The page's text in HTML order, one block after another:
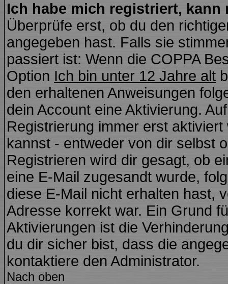
Ich habe mich registriert,
Überprüfe erst, ob du den
angegeben hast. Falls sie
passiert ist: Wenn die COPPA
Option Ich bin unter 12 Jahre alt
den erhaltenen Anweisungen
dein Account eine Aktivierung.
Registrierung immer erst
kannst - entweder von dir selbst
Registrieren wird dir gesagt, ob
eine E-Mail zugesandt wurde,
diese E-Mail nicht erhalten hast,
Adresse korrekt war. Ein Grund
Aktivierungen ist die
du dir sicher bist, dass die
kontaktiere den Administrator.
Nach oben